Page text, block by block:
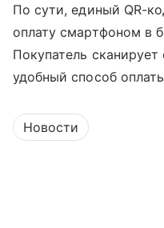
По сути, единый QR-
оплату смартфоном в
Покупатель
удобный способ
Новости